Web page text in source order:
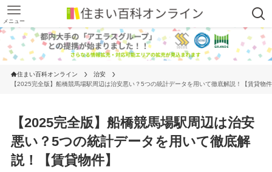
メニュー
住まい百科オンライン
治安
【2025完全版】船橋競馬場駅周辺は治安悪い？5つの統計データを用いて徹底解説！【賃貸物
【2025完全版】船橋競馬場駅周辺は治安
悪い？5つの統計データを用いて徹底解
説！【賃貸物件】